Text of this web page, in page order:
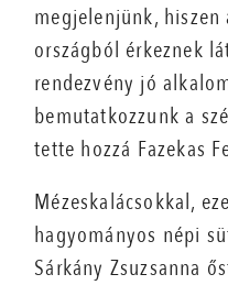
megjelenjünk, hiszen
országból érkeznek
rendezvény jó
bemutatkozzunk a
tette hozzá Fazekas
Mézeskalácsokkal,
hagyományos népi
Sárkány Zsuzsanna